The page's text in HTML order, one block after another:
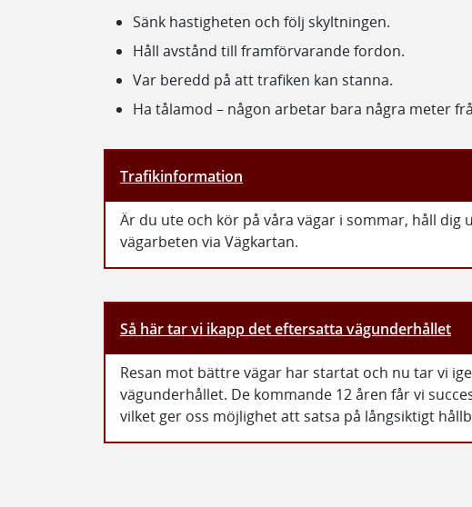
Sänk hastigheten och följ skyltningen.
Håll avstånd till framförvarande fordon.
Var beredd på att trafiken kan stanna.
Ha tålamod – någon arbetar bara några meter
Trafikinformation
Är du ute och kör på våra vägar i sommar, håll dig
vägarbeten via Vägkartan.
Så här tar vi ikapp det eftersatta vägunderhållet
Resan mot bättre vägar har startat och nu tar vi
vägunderhållet. De kommande 12 åren får vi
vilket ger oss möjlighet att satsa på långsiktigt